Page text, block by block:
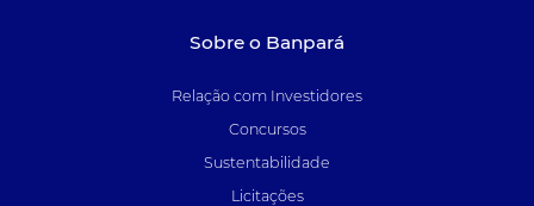
Sobre o Banpará
Relação com Investidores
Concursos
Sustentabilidade
Licitações